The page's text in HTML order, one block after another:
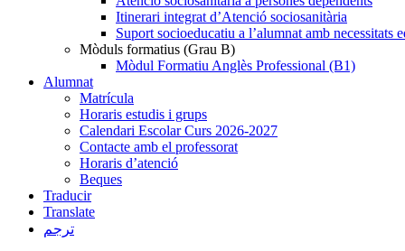
Itinerari integrat d’Atenció sociosanitària
Suport socioeducatiu a l’alumnat amb necessitats
Mòduls formatius (Grau B)
Mòdul Formatiu Anglès Professional (B1)
Alumnat
Matrícula
Horaris estudis i grups
Calendari Escolar Curs 2026-2027
Contacte amb el professorat
Horaris d’atenció
Beques
Traducir
Translate
ترجم